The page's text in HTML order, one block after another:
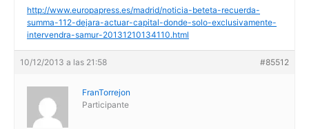
http://www.europapress.es/madrid/noticia-beteta-recuerda-
summa-112-dejara-actuar-capital-donde-solo-exclusivamente-
intervendra-samur-20131210134110.html
10/12/2013 a las 21:58 #85512
FranTorrejon
Participante